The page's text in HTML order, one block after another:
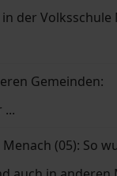
der
Gemeinden:
...
(05): So